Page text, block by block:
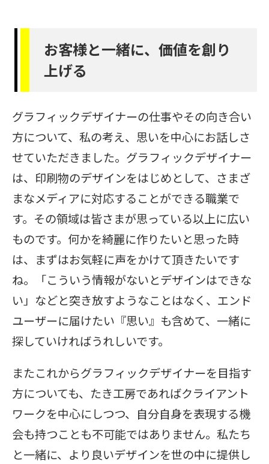
お客様と一緒に、価値を創り
上げる
グラフィックデザイナーの仕事やその向き合い
方について、私の考え、思いを中心にお話しさ
せていただきました。グラフィックデザイナー
は、印刷物のデザインをはじめとして、さまざ
まなメディアに対応することができる職業で
す。その領域は皆さまが思っている以上に広い
ものです。何かを綺麗に作りたいと思った時
は、まずはお気軽に声をかけて頂きたいです
ね。「こういう情報がないとデザインはできな
い」などと突き放すようなことはなく、エンド
ユーザーに届けたい『思い』も含めて、一緒に
探していければうれしいです。
またこれからグラフィックデザイナーを目指す
方についても、たき工房であればクライアント
ワークを中心にしつつ、自分自身を表現する機
会も持つことも不可能ではありません。私たち
と一緒に、より良いデザインを世の中に提供し